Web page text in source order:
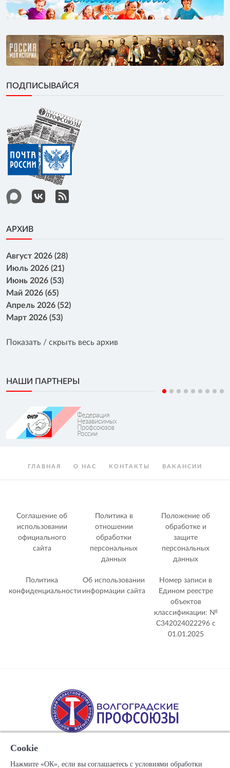
ПОДПИСЫВАЙСЯ
АРХИВ
Август 2026 (28)
Июль 2026 (21)
Июнь 2026 (53)
Май 2026 (65)
Апрель 2026 (52)
Март 2026 (53)
Показать / скрыть весь архив
НАШИ ПАРТНЕРЫ
ГЛАВНАЯ О НАС КОНТАКТЫ ВАКАНСИИ
Соглашение об
использовании
официального
сайта
Политика в
отношении
обработки
персональных
данных
Положение об
обработке и
защите
персональных
данных
Политика
конфиденциальности
Об использовании
информации сайта
Номер записи в
Едином реестре
объектов
классификации: №
С342024022296 c
01.01.2025
Cookie
Нажмите «ОК», если вы соглашаетесь с условиями обработки